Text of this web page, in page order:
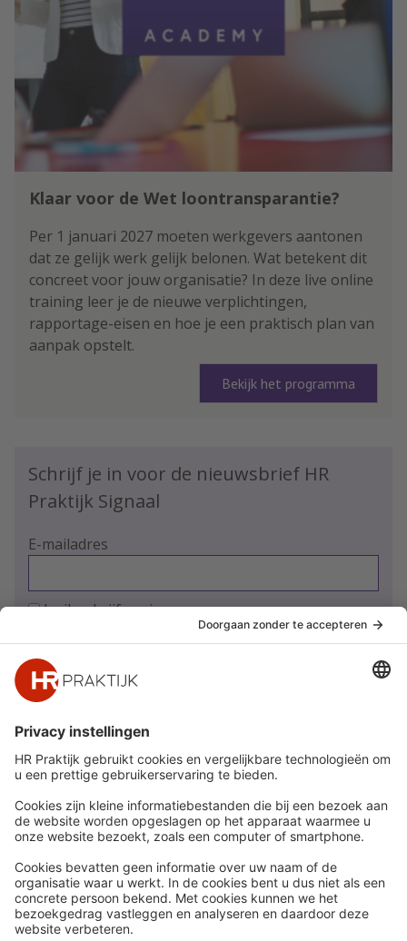
Klaar voor de Wet loontransparantie?
Per 1 januari 2027 moeten werkgevers aantonen
dat ze gelijk werk gelijk belonen. Wat betekent dit
concreet voor jouw organisatie? In deze live online
training leer je de nieuwe verplichtingen,
rapportage-eisen en hoe je een praktisch plan van
aanpak opstelt.
Bekijk het programma
Schrijf je in voor de nieuwsbrief HR
Praktijk Signaal
E-mailadres
Ja, ik schrijf me in
Snel naar
Nieuws
Whitepapers
Webinars
Word lid
Contact
Meer
HR Academy
HR Podcast
CHRO
HR Day